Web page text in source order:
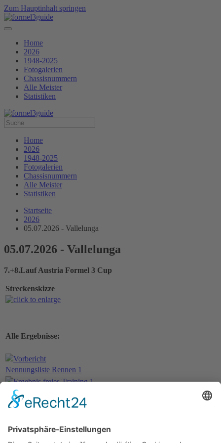
Zum Hauptinhalt springen
Home
2026
1948-2025
Fotogalerien
Chassisnummern
Alle Meister
Statistiken
Home
2026
1948-2025
Fotogalerien
Chassisnummern
Alle Meister
Statistiken
Startseite
2026
05.07.2026 - Vallelunga
05.07.2026 - Vallelunga
7.+8.Lauf Austria Formel 3 Cup
Streckenskizze
Alle Ergebnisse:
Vorbericht
Nennungsliste Rennen 1
Ergebnis freies Training 1
Ergebnis freies Training 2
Ergebnis freies Training 3
Startaufstellung Rennen 1